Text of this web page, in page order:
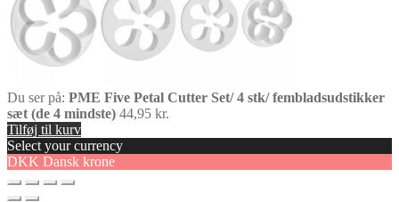
Du ser på: PME Five Petal Cutter Set/ 4 stk/ fembladsudstikker
sæt (de 4 mindste) 44,95 kr.
Tilføj til kurv
Select your currency
DKK Dansk krone